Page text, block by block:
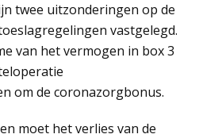
twee uitzonderingen op de
vastgelegd.
van het vermogen in box 3
om de coronazorgbonus.
moet het verlies van de